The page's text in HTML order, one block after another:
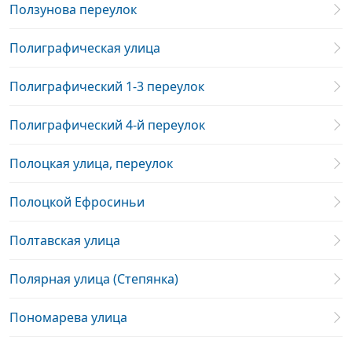
Ползунова переулок
Полиграфическая улица
Полиграфический 1-3 переулок
Полиграфический 4-й переулок
Полоцкая улица, переулок
Полоцкой Ефросиньи
Полтавская улица
Полярная улица (Степянка)
Пономарева улица